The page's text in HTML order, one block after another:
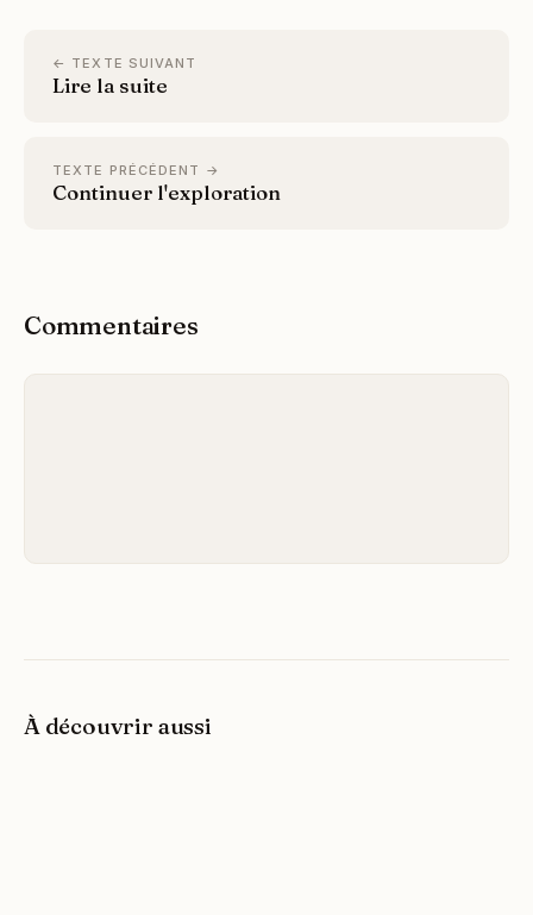
← TEXTE SUIVANT
Lire la suite
TEXTE PRÉCÉDENT →
Continuer l'exploration
Commentaires
À découvrir aussi